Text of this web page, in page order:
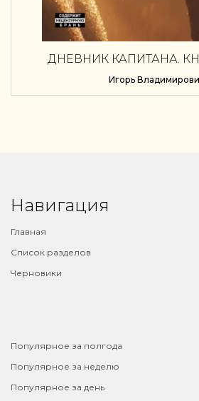
ДНЕВНИК КАПИТАНА.
Игорь
Навигация
Главная
Список разделов
Черновики
Популярное за полгода
Популярное за неделю
Популярное за день